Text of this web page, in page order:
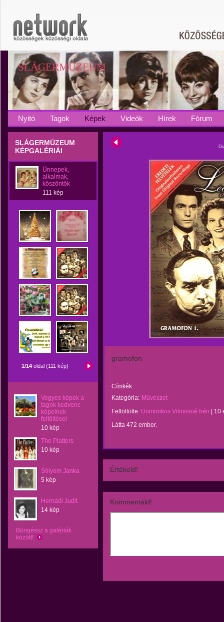
SLÁGERMÚZEUM
Nyitó Tagok Képek Videók Hírek Fórum
SLÁGERMÚZEUM
KÉPGALÉRIÁI
Ünnepek,
alkalmak,
köszöntők
111 kép
1/14 oldal (111 kép)
Vegyes képek a
tagok kedvenc
képeinek
feltöltései
10 kép
The Platters
10 kép
Sólyom Janka
5 kép
Hernádi Judit
14 kép
Böngéssz a galériák
között!
gramofon
Címkék:
Kategória: Művészet
Feltöltötte: Domonkos Vilmosné Irén
10
Látta 472 ember.
Értékeld!
Kommentáld!